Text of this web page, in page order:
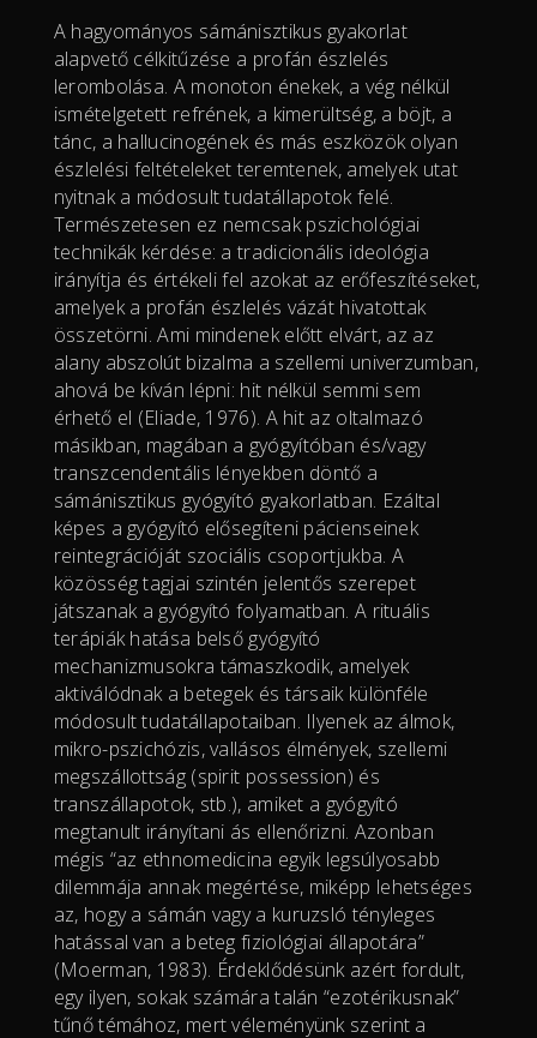
A hagyományos sámánisztikus gyakorlat
alapvető célkitűzése a profán észlelés
lerombolása. A monoton énekek, a vég nélkül
ismételgetett refrének, a kimerültség, a böjt, a
tánc, a hallucinogének és más eszközök olyan
észlelési feltételeket teremtenek, amelyek utat
nyitnak a módosult tudatállapotok felé.
Természetesen ez nemcsak pszichológiai
technikák kérdése: a tradicionális ideológia
irányítja és értékeli fel azokat az erőfeszítéseket,
amelyek a profán észlelés vázát hivatottak
összetörni. Ami mindenek előtt elvárt, az az
alany abszolút bizalma a szellemi univerzumban,
ahová be kíván lépni: hit nélkül semmi sem
érhető el (Eliade, 1976). A hit az oltalmazó
másikban, magában a gyógyítóban és/vagy
transzcendentális lényekben döntő a
sámánisztikus gyógyító gyakorlatban. Ezáltal
képes a gyógyító elősegíteni pácienseinek
reintegrációját szociális csoportjukba. A
közösség tagjai szintén jelentős szerepet
játszanak a gyógyító folyamatban. A rituális
terápiák hatása belső gyógyító
mechanizmusokra támaszkodik, amelyek
aktiválódnak a betegek és társaik különféle
módosult tudatállapotaiban. Ilyenek az álmok,
mikro-pszichózis, vallásos élmények, szellemi
megszállottság (spirit possession) és
transzállapotok, stb.), amiket a gyógyító
megtanult irányítani ás ellenőrizni. Azonban
mégis “az ethnomedicina egyik legsúlyosabb
dilemmája annak megértése, miképp lehetséges
az, hogy a sámán vagy a kuruzsló tényleges
hatással van a beteg fiziológiai állapotára”
(Moerman, 1983). Érdeklődésünk azért fordult,
egy ilyen, sokak számára talán “ezotérikusnak”
tűnő témához, mert véleményünk szerint a